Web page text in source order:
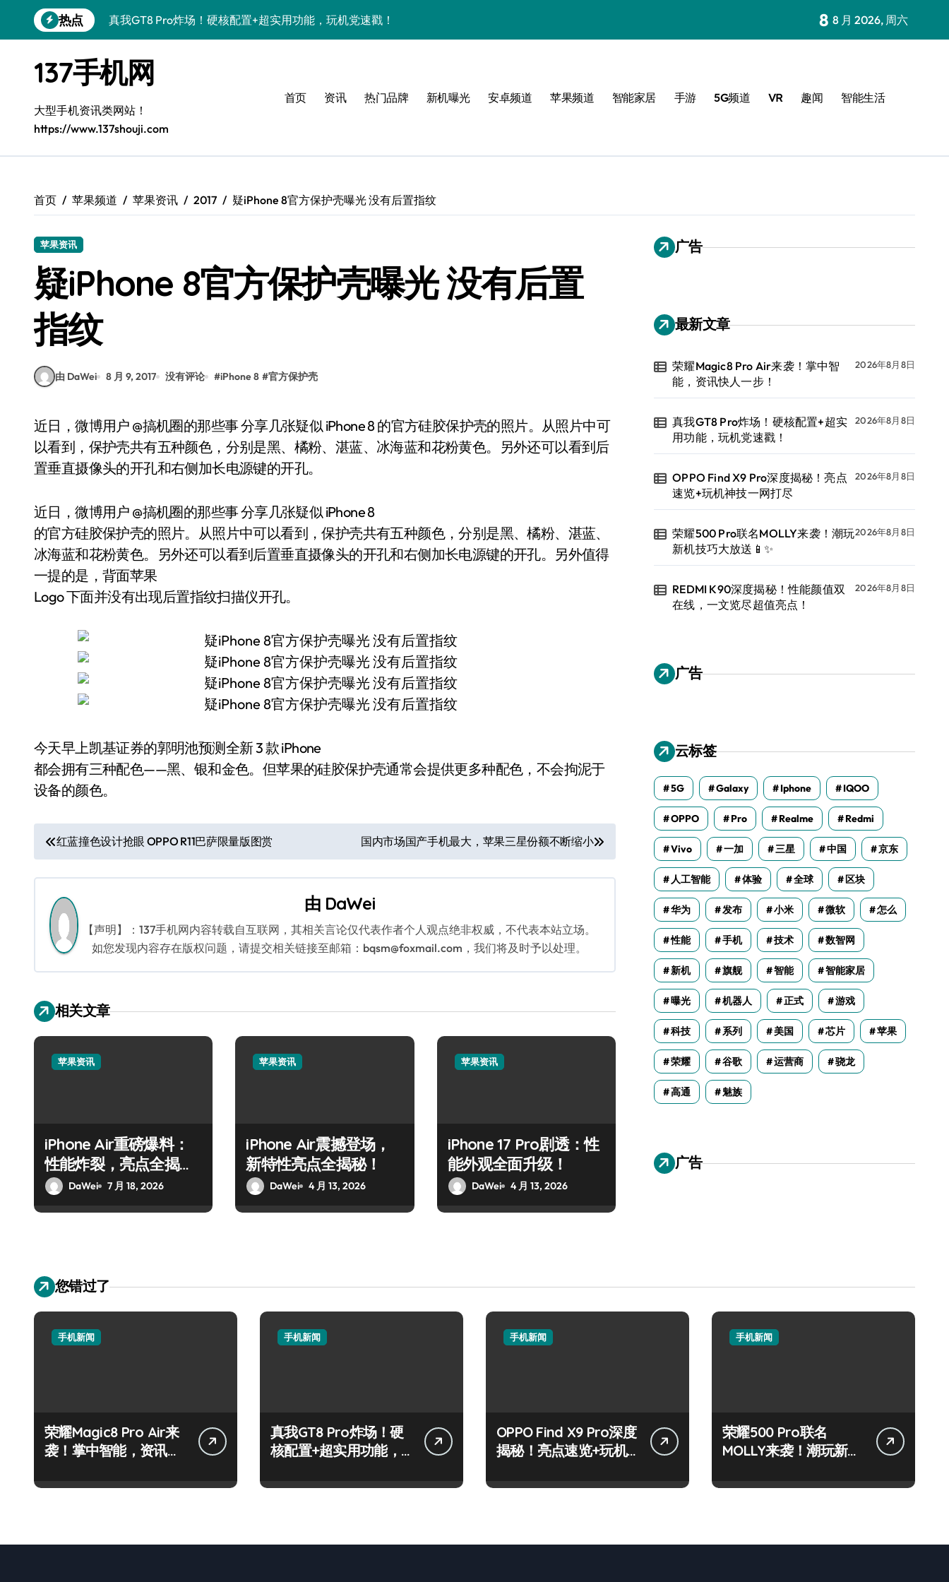
到
热点
真我GT8 Pro炸场！硬核配置+超实用功能，玩机党速戳！
荣耀500 Pro联名MOLLY来袭！潮玩新机技巧大放送📱✨
REDMI K90深度揭秘！性能颜值双在线，一文览尽超值亮点！
vivo S50 Pro mini来袭！小屏旗舰，亮点满满速来围观！
荣耀ROBOT PHONE驾到！智能掌控，手机资讯一手全抓！
华为nova 15 Ultra新功能解锁，数码控速抢最新优惠！
荣耀Magic8 Pro Air来袭！掌中智能，资讯快人一步！
8 8 月 2026, 周六
137手机网
大型手机资讯类网站！
https://www.137shouji.com
首页 资讯 热门品牌 新机曝光 安卓频道 苹果频道 智能家居 手游 5G频道 VR 趣闻 智能生活
首页 苹果频道 苹果资讯 2017 疑iPhone 8官方保护壳曝光 没有后置指纹
苹果资讯
疑iPhone 8官方保护壳曝光 没有后置
指纹
由 DaWei 8 月 9, 2017 没有评论 #iPhone 8 #官方保护壳
近日，微博用户 @搞机圈的那些事 分享几张疑似 iPhone 8 的官方硅胶保护壳的照片。从照片中可
以看到，保护壳共有五种颜色，分别是黑、橘粉、湛蓝、冰海蓝和花粉黄色。另外还可以看到后
置垂直摄像头的开孔和右侧加长电源键的开孔。
近日，微博用户 @搞机圈的那些事 分享几张疑似 iPhone 8
的官方硅胶保护壳的照片。从照片中可以看到，保护壳共有五种颜色，分别是黑、橘粉、湛蓝、
冰海蓝和花粉黄色。另外还可以看到后置垂直摄像头的开孔和右侧加长电源键的开孔。另外值得
一提的是，背面苹果
Logo 下面并没有出现后置指纹扫描仪开孔。
今天早上凯基证券的郭明池预测全新 3 款 iPhone
都会拥有三种配色——黑、银和金色。但苹果的硅胶保护壳通常会提供更多种配色，不会拘泥于
设备的颜色。
文
章
导
航
红蓝撞色设计抢眼 OPPO R11巴萨限量版图赏 国内市场国产手机最大，苹果三星份额不断缩小
由 DaWei
【声明】：137手机网内容转载自互联网，其相关言论仅代表作者个人观点绝非权威，不代表本站立场。
如您发现内容存在版权问题，请提交相关链接至邮箱：bqsm@foxmail.com，我们将及时予以处理。
相关文章
苹果资讯
iPhone Air重磅爆料：
性能炸裂，亮点全揭
秘！DaWei 7 月 18, 2026
苹果资讯
iPhone Air震撼登场，
新特性亮点全揭秘！
DaWei 4 月 13, 2026
苹果资讯
iPhone 17 Pro剧透：性
能外观全面升级！
DaWei 4 月 13, 2026
广告
最新文章
荣耀Magic8 Pro Air来袭！掌中智
能，资讯快人一步！
2026年8月8日
真我GT8 Pro炸场！硬核配置+超实
用功能，玩机党速戳！
2026年8月8日
OPPO Find X9 Pro深度揭秘！亮点
速览+玩机神技一网打尽
2026年8月8日
荣耀500 Pro联名MOLLY来袭！潮玩
新机技巧大放送📱✨
2026年8月8日
REDMI K90深度揭秘！性能颜值双
在线，一文览尽超值亮点！
2026年8月8日
广告
云标签
5G Galaxy Iphone IQOO
OPPO Pro Realme Redmi
Vivo 一加 三星 中国 京东
人工智能 体验 全球 区块
华为 发布 小米 微软 怎么
性能 手机 技术 数智网
新机 旗舰 智能 智能家居
曝光 机器人 正式 游戏
科技 系列 美国 芯片 苹果
荣耀 谷歌 运营商 骁龙
高通 魅族
广告
您错过了
手机新闻
荣耀Magic8 Pro Air来
袭！掌中智能，资讯快
手机新闻
真我GT8 Pro炸场！硬
核配置+超实用功能，
手机新闻
OPPO Find X9 Pro深度
揭秘！亮点速览+玩机
手机新闻
荣耀500 Pro联名
MOLLY来袭！潮玩新机